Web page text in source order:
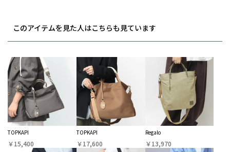
このアイテムを見た人はこちらも見ています
TOPKAPI
￥15,400
TOPKAPI
￥17,600
Regalo
￥13,970